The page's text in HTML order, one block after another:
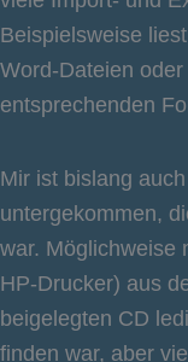
Beispielsweise
Word-Dateien
entsprechenden
Mir ist bislang
untergekommen,
war. Möglichweise
HP-Drucker) aus
beigelegten CD
finden war, aber